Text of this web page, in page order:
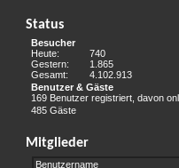
Status
Besucher
Heute:
740
Gestern:
1.865
Gesamt:
4.102.913
Benutzer & Gäste
169 Benutzer registriert, davon
485 Gäste
Mitglieder